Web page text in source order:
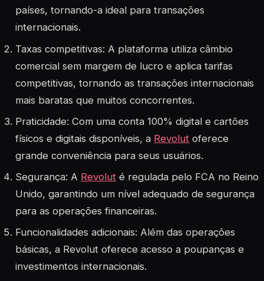
países, tornando-a ideal para transações
internacionais.
Taxas competitivas: A plataforma utiliza câmbio
comercial sem margem de lucro e aplica tarifas
competitivas, tornando as transações internacionais
mais baratas que muitos concorrentes.
Praticidade: Com uma conta 100% digital e cartões
físicos e digitais disponíveis, a Revolut oferece
grande conveniência para seus usuários.
Segurança: A Revolut é regulada pelo FCA no Reino
Unido, garantindo um nível adequado de segurança
para as operações financeiras.
Funcionalidades adicionais: Além das operações
básicas, a Revolut oferece acesso a poupanças e
investimentos internacionais.